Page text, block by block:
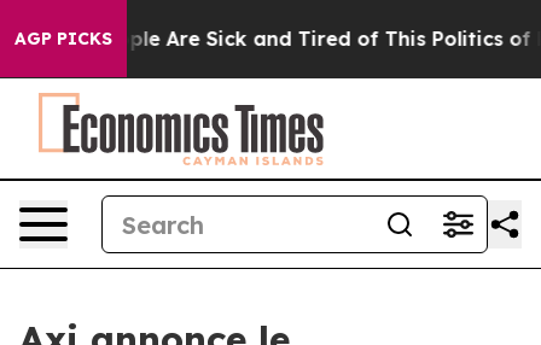
AGP PICKS
“People Are Sick and Tired of This Politics of